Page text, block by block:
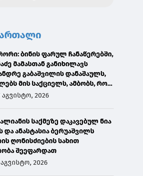
ბინის ფარულ ჩანაწერებში,
მამასთან განიხილავს
გაბაშვილის დანაშაულს,
მის საქციელს, ამბობს, რომ
ვერ მოიქცეოდა
აგვისტო, 2026
საქმეზე დაკავებულ ნია
და ანასტასია ბერუაშვილს
ღონისძიების სახით
შეეფარდათ
აგვისტო, 2026